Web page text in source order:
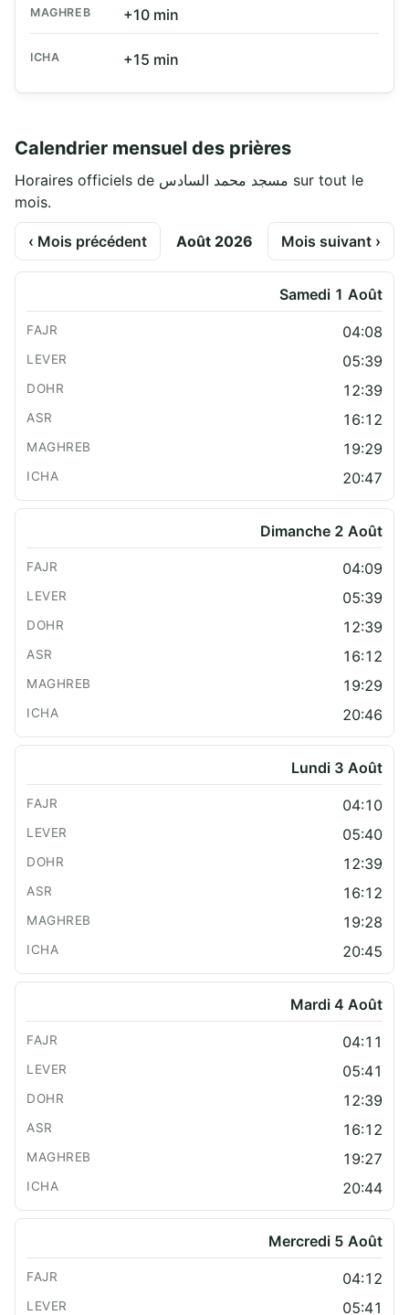
MAGHREB +10 min
ICHA +15 min
Calendrier mensuel des prières
Horaires officiels de مسجد محمد السادس sur tout le
mois.
‹ Mois précédent Août 2026 Mois suivant ›
Samedi 1 Août
04:08
05:39
12:39
16:12
19:29
20:47
Dimanche 2 Août
04:09
05:39
12:39
16:12
19:29
20:46
Lundi 3 Août
04:10
05:40
12:39
16:12
19:28
20:45
Mardi 4 Août
04:11
05:41
12:39
16:12
19:27
20:44
Mercredi 5 Août
04:12
05:41